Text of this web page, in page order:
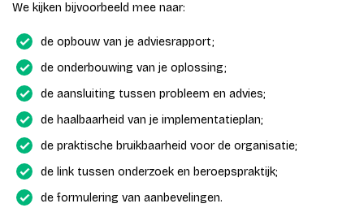
We kijken bijvoorbeeld mee naar:
de opbouw van je adviesrapport;
de onderbouwing van je oplossing;
de aansluiting tussen probleem en advies;
de haalbaarheid van je implementatieplan;
de praktische bruikbaarheid voor de organisatie;
de link tussen onderzoek en beroepspraktijk;
de formulering van aanbevelingen.